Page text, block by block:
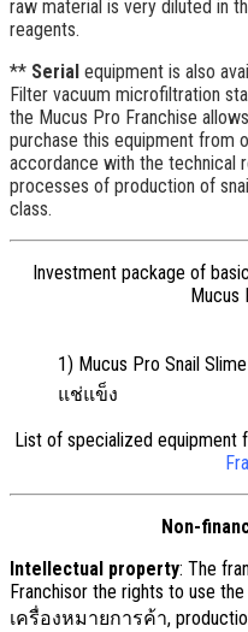
raw material is very diluted in
reagents.
** Serial equipment is also
Filter vacuum microfiltration
the Mucus Pro Franchise
purchase this equipment from
accordance with the technical
processes of production of
class.
Investment package of
Mucus
1) Mucus Pro Snail
แช่แข็ง
List of specialized equipment
Non-
Intellectual property: The
Franchisor the rights to use
เครื่องหมายการค้า,